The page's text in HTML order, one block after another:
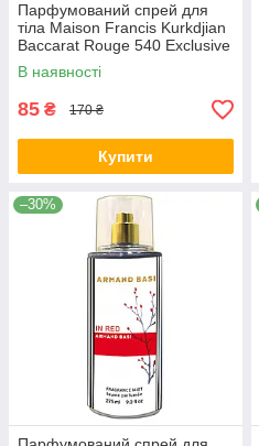
Парфумований спрей для
тіла Maison Francis Kurkdjian
Baccarat Rouge 540 Exclusive
EURO 275 мл
В наявності
85 ₴ 170 ₴
Купити
–30%